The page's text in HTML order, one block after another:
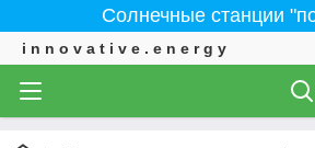
Солнечные станции
i n n o v a t i v e . e n e r g y